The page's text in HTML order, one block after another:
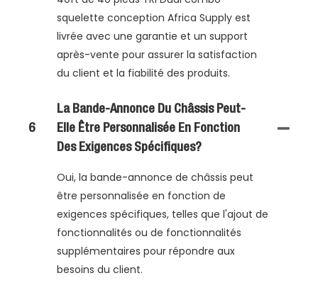
squelette conception Africa Supply est
livrée avec une garantie et un support
après-vente pour assurer la satisfaction
du client et la fiabilité des produits.
6
La Bande-Annonce Du Châssis Peut-
Elle Être Personnalisée En Fonction
Des Exigences Spécifiques?
Oui, la bande-annonce de châssis peut
être personnalisée en fonction de
exigences spécifiques, telles que l'ajout de
fonctionnalités ou de fonctionnalités
supplémentaires pour répondre aux
besoins du client.